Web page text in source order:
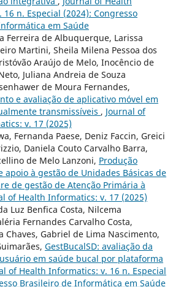
n. Especial (2024): Congresso
em Saúde
Ferreira de Albuquerque, Larissa
Martini, Sheila Milena Pessoa dos
Araújo de Melo, Inocêncio de
Juliana Andreia de Souza
de Moura Fernandes,
e avaliação de aplicativo móvel em
transmissíveis , Journal of
v. 17 (2025)
Fernanda Paese, Deniz Faccin, Greici
Daniela Couto Carvalho Barra,
de Melo Lanzoni, Produção
apoio à gestão de Unidades Básicas de
de gestão de Atenção Primária à
of Health Informatics: v. 17 (2025)
Luz Benfica Costa, Nilcema
Fernandes Carvalho Costa,
Chaves, Gabriel de Lima Nascimento,
GestBucalSD: avaliação da
em saúde bucal por plataforma
of Health Informatics: v. 16 n. Especial
Brasileiro de Informática em Saúde